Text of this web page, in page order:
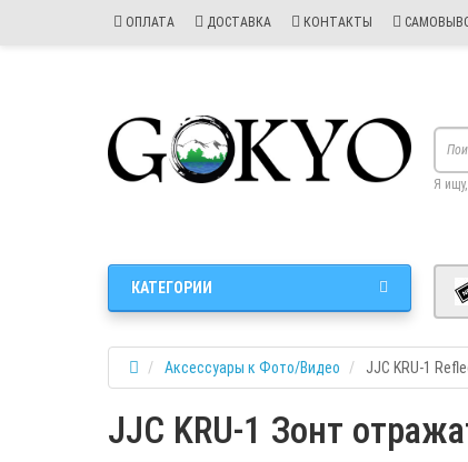
ОПЛАТА ДОСТАВКА КОНТАКТЫ
Я
КАТЕГОРИИ
Аксессуары к Фото/Видео JJC KRU-1
JJC KRU-1 Зонт